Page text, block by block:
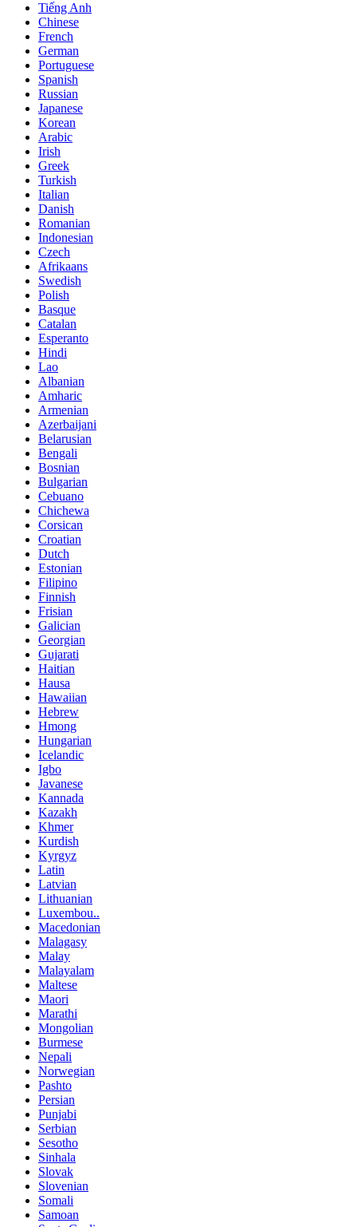
Tiếng Anh
Chinese
French
German
Portuguese
Spanish
Russian
Japanese
Korean
Arabic
Irish
Greek
Turkish
Italian
Danish
Romanian
Indonesian
Czech
Afrikaans
Swedish
Polish
Basque
Catalan
Esperanto
Hindi
Lao
Albanian
Amharic
Armenian
Azerbaijani
Belarusian
Bengali
Bosnian
Bulgarian
Cebuano
Chichewa
Corsican
Croatian
Dutch
Estonian
Filipino
Finnish
Frisian
Galician
Georgian
Gujarati
Haitian
Hausa
Hawaiian
Hebrew
Hmong
Hungarian
Icelandic
Igbo
Javanese
Kannada
Kazakh
Khmer
Kurdish
Kyrgyz
Latin
Latvian
Lithuanian
Luxembou..
Macedonian
Malagasy
Malay
Malayalam
Maltese
Maori
Marathi
Mongolian
Burmese
Nepali
Norwegian
Pashto
Persian
Punjabi
Serbian
Sesotho
Sinhala
Slovak
Slovenian
Somali
Samoan